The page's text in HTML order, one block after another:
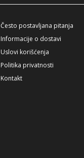
Često postavljana pitanja
Informacije o dostavi
Uslovi korišćenja
Politika privatnosti
Kontakt